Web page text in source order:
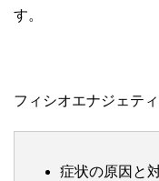
す。
フィシオエナジェテ
症状の原因と